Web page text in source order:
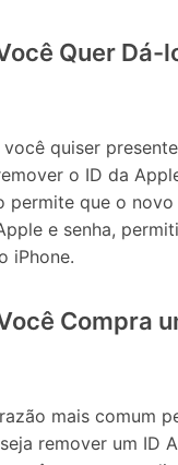
Quer Dá-
quiser
o ID da
permite que o
e senha,
iPhone.
Compra
mais comum
remover um ID